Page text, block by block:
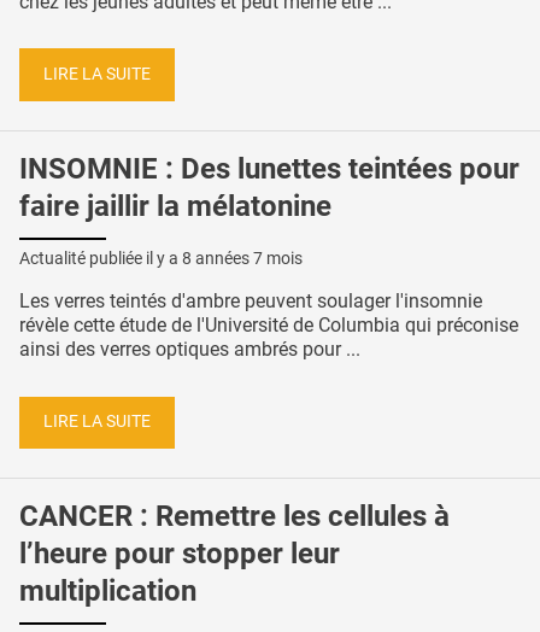
LIRE LA SUITE
INSOMNIE : Des lunettes teintées pour
faire jaillir la mélatonine
Actualité publiée il y a 8 années 7 mois
Les verres teintés d'ambre peuvent soulager l'insomnie
révèle cette étude de l'Université de Columbia qui préconise
ainsi des verres optiques ambrés pour ...
LIRE LA SUITE
CANCER : Remettre les cellules à
l’heure pour stopper leur
multiplication